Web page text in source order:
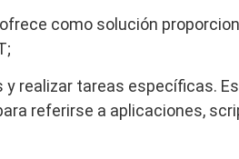
como solución
realizar tareas específicas.
referirse a aplicaciones,